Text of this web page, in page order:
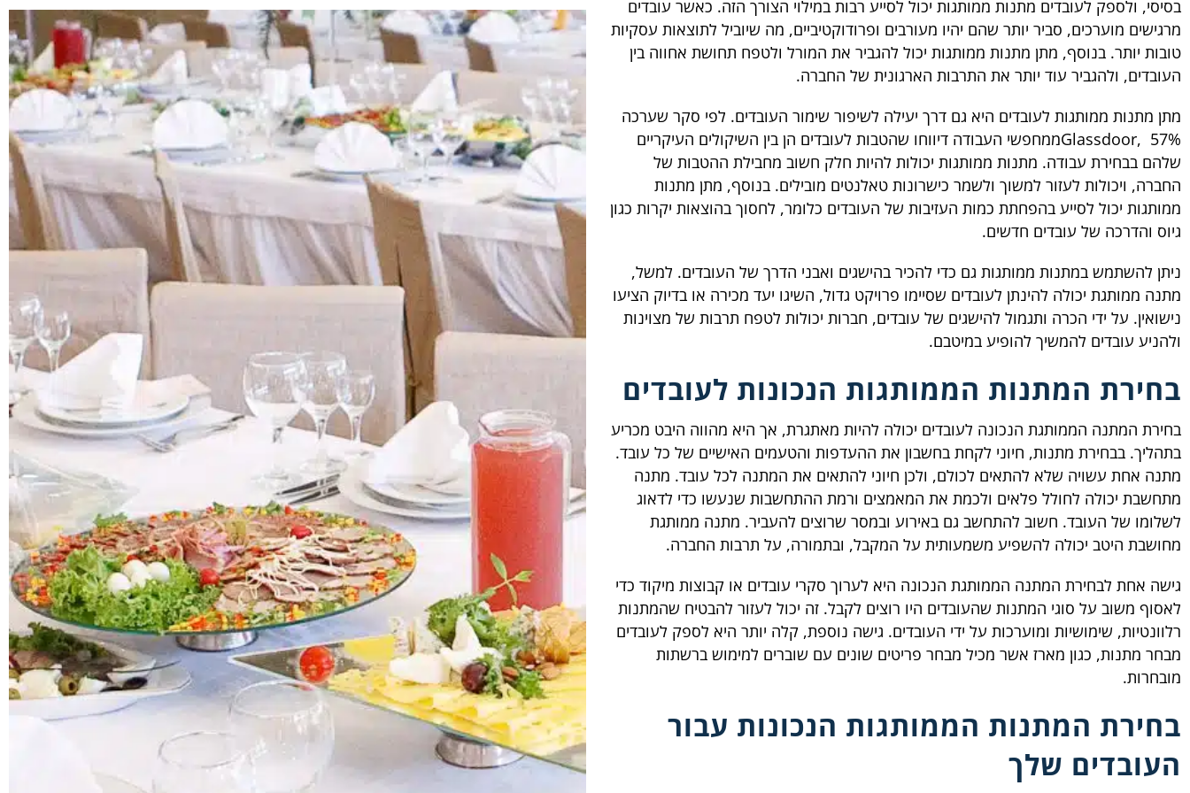
בסיסי, ולספק לעובדים מתנות ממותגות יכול לסייע רבות במילוי הצורך הזה. כאשר עובדים
מרגישים מוערכים, סביר יותר שהם יהיו מעורבים ופרודוקטיביים, מה שיוביל לתוצאות עסקיות
טובות יותר. בנוסף, מתן מתנות ממותגות יכול להגביר את המורל ולטפח תחושת אחווה בין
העובדים, ולהגביר עוד יותר את התרבות הארגונית של החברה.
מתן מתנות ממותגות לעובדים היא גם דרך יעילה לשיפור שימור העובדים. לפי סקר שערכה
Glassdoor, 57%ממחפשי העבודה דיווחו שהטבות לעובדים הן בין השיקולים העיקריים
שלהם בבחירת עבודה. מתנות ממותגות יכולות להיות חלק חשוב מחבילת ההטבות של
החברה, ויכולות לעזור למשוך ולשמר כישרונות טאלנטים מובילים. בנוסף, מתן מתנות
ממותגות יכול לסייע בהפחתת כמות העזיבות של העובדים כלומר, לחסוך בהוצאות יקרות כגון
גיוס והדרכה של עובדים חדשים.
ניתן להשתמש במתנות ממותגות גם כדי להכיר בהישגים ואבני הדרך של העובדים. למשל,
מתנה ממותגת יכולה להינתן לעובדים שסיימו פרויקט גדול, השיגו יעד מכירה או בדיוק הציעו
נישואין. על ידי הכרה ותגמול להישגים של עובדים, חברות יכולות לטפח תרבות של מצוינות
ולהניע עובדים להמשיך להופיע במיטבם.
בחירת המתנות הממותגות הנכונות לעובדים
בחירת המתנה הממותגת הנכונה לעובדים יכולה להיות מאתגרת, אך היא מהווה היבט מכריע
בתהליך. בבחירת מתנות, חיוני לקחת בחשבון את ההעדפות והטעמים האישיים של כל עובד.
מתנה אחת עשויה שלא להתאים לכולם, ולכן חיוני להתאים את המתנה לכל עובד. מתנה
מתחשבת יכולה לחולל פלאים ולכמת את המאמצים ורמת ההתחשבות שנעשו כדי לדאוג
לשלומו של העובד. חשוב להתחשב גם באירוע ובמסר שרוצים להעביר. מתנה ממותגת
מחושבת היטב יכולה להשפיע משמעותית על המקבל, ובתמורה, על תרבות החברה.
גישה אחת לבחירת המתנה הממותגת הנכונה היא לערוך סקרי עובדים או קבוצות מיקוד כדי
לאסוף משוב על סוגי המתנות שהעובדים היו רוצים לקבל. זה יכול לעזור להבטיח שהמתנות
רלוונטיות, שימושיות ומוערכות על ידי העובדים. גישה נוספת, קלה יותר היא לספק לעובדים
מבחר מתנות, כגון מארז אשר מכיל מבחר פריטים שונים עם שוברים למימוש ברשתות
מובחרות.
בחירת המתנות הממותגות הנכונות עבור
העובדים שלך